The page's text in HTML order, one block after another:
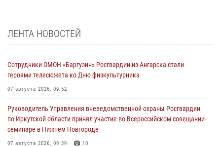
ЛЕНТА НОВОСТЕЙ
Сотрудники ОМОН «Баргузин» Росгвардии из Ангарска стали
героями телесюжета ко Дню физкультурника
07 августа 2026, 09:52
Руководитель Управления вневедомственной охраны Росгвардии
по Иркутской области принял участие во Всероссийском совещании-
семинаре в Нижнем Новгороде
07 августа 2026, 09:39 10